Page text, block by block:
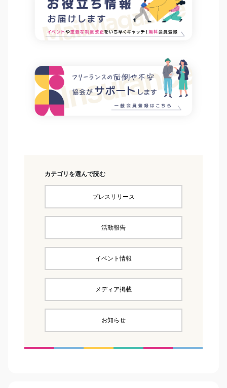
カテゴリを選んで読む
プレスリリース
活動報告
イベント情報
メディア掲載
お知らせ